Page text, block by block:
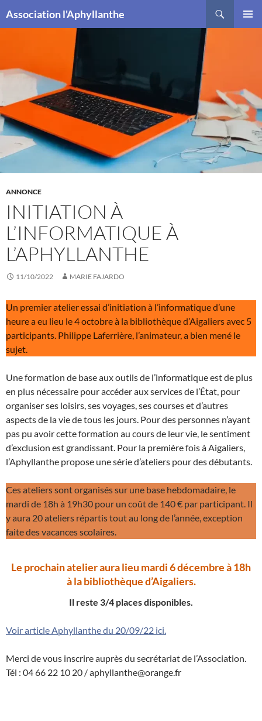
Association l'Aphyllanthe
ANNONCE
INITIATION À
L’INFORMATIQUE À
L’APHYLLANTHE
11/10/2022 MARIE FAJARDO
Un premier atelier essai d’initiation à l’informatique d’une
heure a eu lieu le 4 octobre à la bibliothèque d’Aigaliers avec 5
participants. Philippe Laferrière, l’animateur, a bien mené le
sujet.
Une formation de base aux outils de l’informatique est de plus
en plus nécessaire pour accéder aux services de l’État, pour
organiser ses loisirs, ses voyages, ses courses et d’autres
aspects de la vie de tous les jours. Pour des personnes n’ayant
pas pu avoir cette formation au cours de leur vie, le sentiment
d’exclusion est grandissant. Pour la première fois à Aigaliers,
l’Aphyllanthe propose une série d’ateliers pour des débutants.
Ces ateliers sont organisés sur une base hebdomadaire, le
mardi de 18h à 19h30 pour un coût de 140 € par participant. Il
y aura 20 ateliers répartis tout au long de l’année, exception
faite des vacances scolaires.
Le prochain atelier aura lieu mardi 6 décembre à 18h
à la bibliothèque d’Aigaliers.
Il reste 3/4 places disponibles.
Voir article Aphyllanthe du 20/09/22 ici.
Merci de vous inscrire auprès du secrétariat de l’Association.
Tél : 04 66 22 10 20 / aphyllanthe@orange.fr